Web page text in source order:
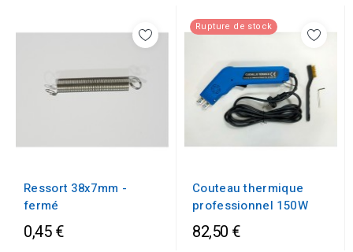
Ressort 38x7mm -
fermé
0,45 €
Rupture de stock
Couteau thermique
professionnel 150 W
82,50 €